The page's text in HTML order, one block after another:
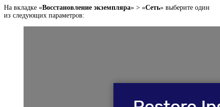
На вкладке «Восстановление экземпляра» > «Сеть» выберите один
из следующих параметров: